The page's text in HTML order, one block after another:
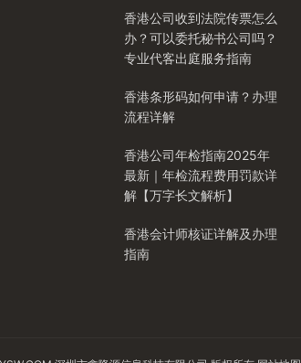
香港公司收到法院传票怎么
办？可以委托秘书公司吗？
专业代客出庭服务指南
香港条形码如何申请？办理
流程详解
香港公司年检指南2025年
最新｜年检流程费用罚款详
解【万字长文解析】
香港会计师核证详解及办理
指南